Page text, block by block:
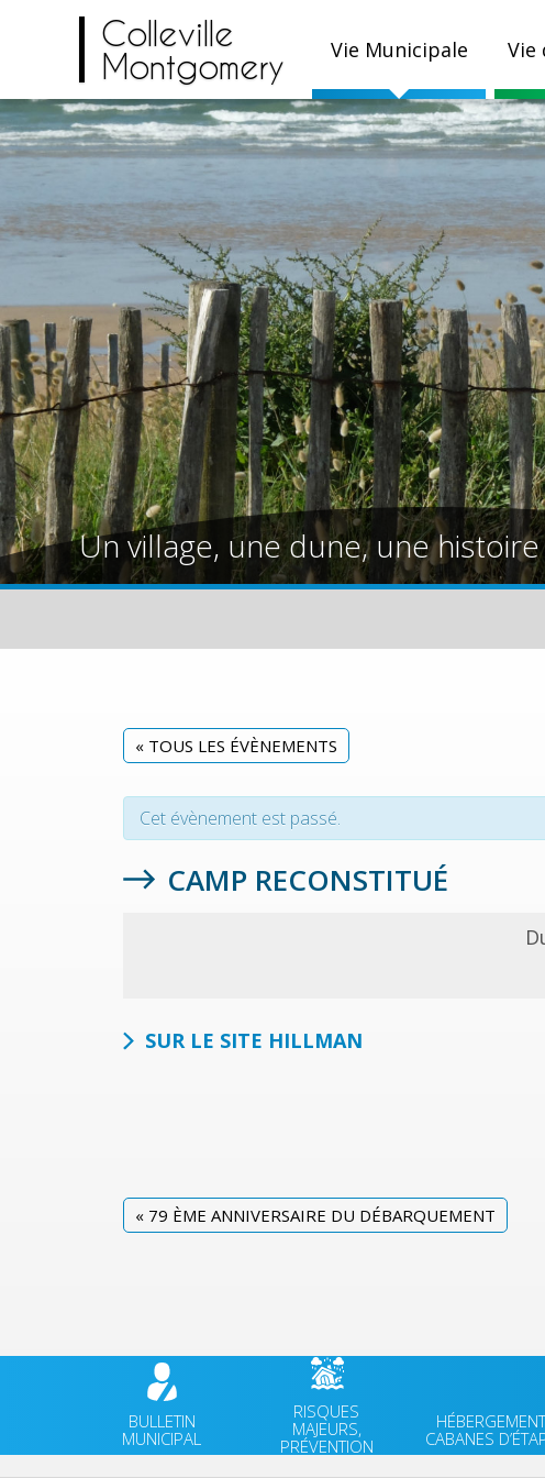
Colleville
Montgomery
Vie Municipale Vie
Un village, une dune, une histoire
« TOUS LES ÉVÈNEMENTS
Cet évènement est passé.
CAMP RECONSTITUÉ
SUR LE SITE HILLMAN
« 79 ÈME ANNIVERSAIRE DU DÉBARQUEMENT
BULLETIN
MUNICIPAL
RISQUES
MAJEURS,
PRÉVENTION
HÉBERGEMENT
CABANES